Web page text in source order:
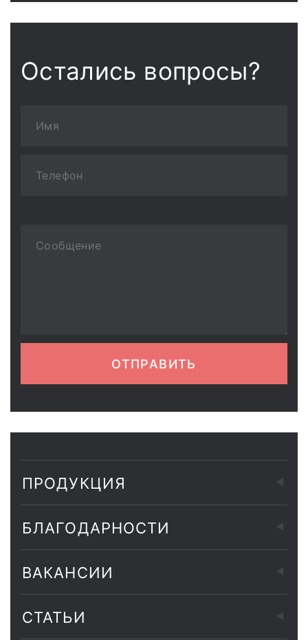
Остались вопросы?
ОТПРАВИТЬ
ПРОДУКЦИЯ
БЛАГОДАРНОСТИ
ВАКАНСИИ
СТАТЬИ